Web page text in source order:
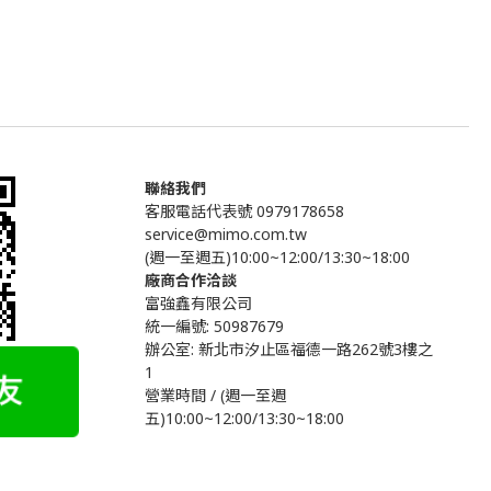
聯絡我們
客服電話代表號 0979178658
service@mimo.com.tw
(週一至週五)10:00~12:00/13:30~18:00
廠商合作洽談
富強鑫有限公司
統一編號: 50987679
辦公室: 新北市汐止區福德一路262號3樓之
1
營業時間 / (週一至週
五)10:00~12:00/13:30~18:00